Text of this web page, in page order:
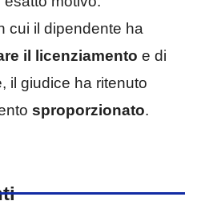
cui il dipendente ha
il licenziamento e di
il giudice ha ritenuto
sproporzionato.